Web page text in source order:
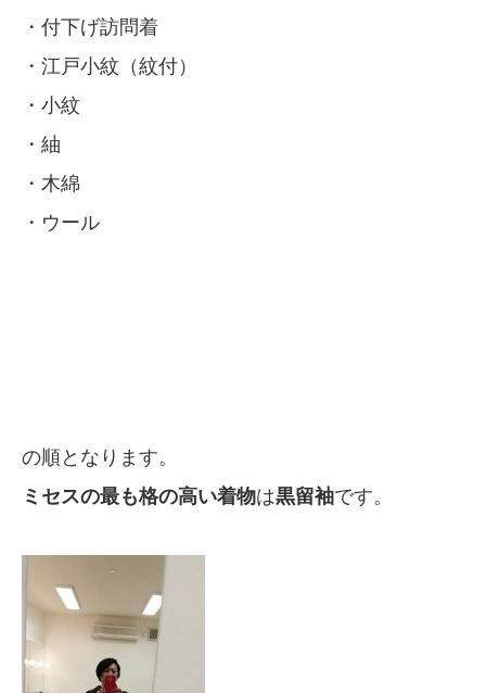
・付下げ訪問着
・江戸小紋（紋付）
・小紋
・紬
・木綿
・ウール
の順となります。
ミセスの最も格の高い着物は黒留袖です。